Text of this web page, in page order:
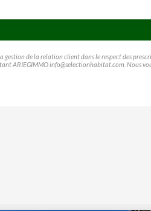
gestion de la relation client dans le respect des
ARIEGIMMO info@selectionhabitat.com. Nous